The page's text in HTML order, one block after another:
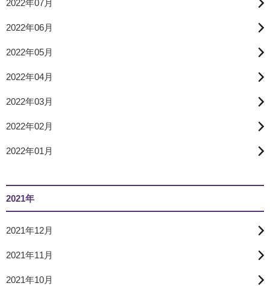
2022年07月
2022年06月
2022年05月
2022年04月
2022年03月
2022年02月
2022年01月
2021年
2021年12月
2021年11月
2021年10月